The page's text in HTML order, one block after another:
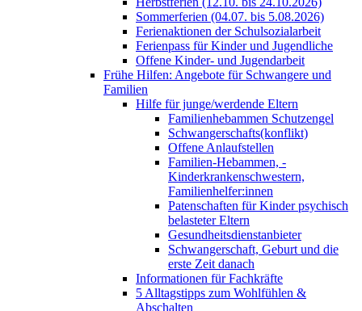
Sommerferien (04.07. bis 5.08.2026)
Ferienaktionen der Schulsozialarbeit
Ferienpass für Kinder und Jugendliche
Offene Kinder- und Jugendarbeit
Frühe Hilfen: Angebote für Schwangere und
Familien
Hilfe für junge/werdende Eltern
Familienhebammen Schutzengel
Schwangerschafts(konflikt)
Offene Anlaufstellen
Familien-Hebammen, -
Kinderkrankenschwestern,
Familienhelfer:innen
Patenschaften für Kinder psychisch
belasteter Eltern
Gesundheitsdienstanbieter
Schwangerschaft, Geburt und die
erste Zeit danach
Informationen für Fachkräfte
5 Alltagstipps zum Wohlfühlen &
Abschalten